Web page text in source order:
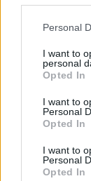
Please note
not limited to
grant or deny
use your data
consent section.
Personal
I want to
personal
Opted In
I want to
Personal
Opted In
I want to
Personal
Opted In
De akkor az
téged
iskolákat is
egyházra
Én benne
Mr.
@P.Freddy: